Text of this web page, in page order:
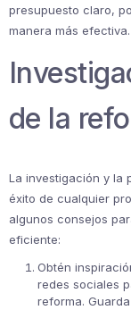
presupuesto claro,
manera más efectiva.
de la
La investigación y la
éxito de cualquier
algunos consejos
eficiente:
Obtén
redes sociales
reforma.